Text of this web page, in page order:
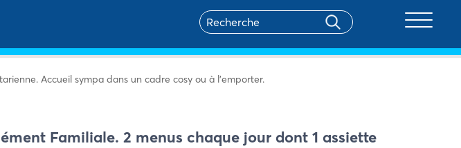
Accueil sympa dans un cadre cosy ou à l’emporter.
Familiale. 2 menus chaque jour dont 1 assiette